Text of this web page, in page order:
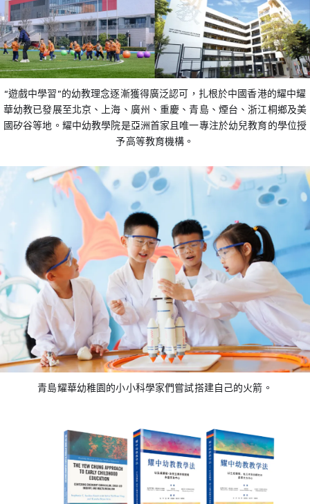
“遊戲中學習”的幼教理念逐漸獲得廣泛認可，扎根於中國香港的耀中耀
華幼教已發展至北京、上海、廣州、重慶、青島、煙台、浙江桐鄉及美
國矽谷等地。耀中幼教學院是亞洲首家且唯一專注於幼兒教育的學位授
予高等教育機構。
青島耀華幼稚園的小小科學家們嘗試搭建自己的火箭。